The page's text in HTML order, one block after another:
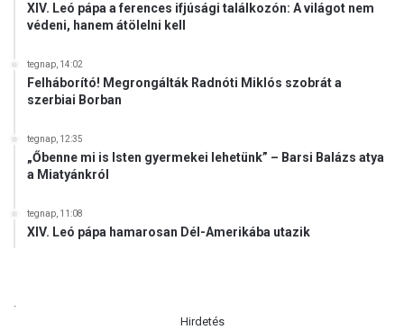
XIV. Leó pápa a ferences ifjúsági találkozón: A világot nem
védeni, hanem átölelni kell
tegnap, 14:02
Felháborító! Megrongálták Radnóti Miklós szobrát a
szerbiai Borban
tegnap, 12:35
„Őbenne mi is Isten gyermekei lehetünk” – Barsi Balázs atya
a Miatyánkról
tegnap, 11:08
XIV. Leó pápa hamarosan Dél-Amerikába utazik
.
Hirdetés